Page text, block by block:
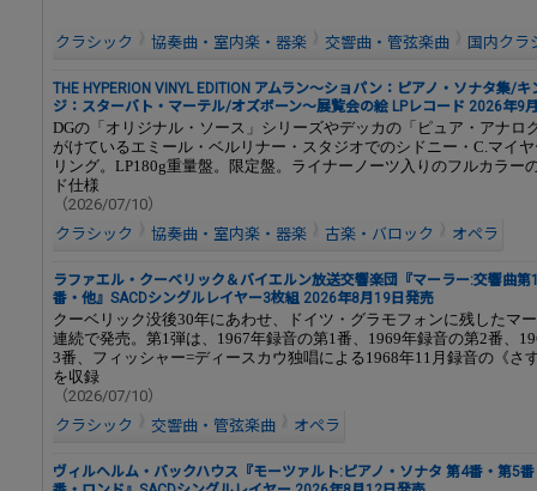
クラシック 協奏曲・室内楽・器楽 交響曲・管弦楽曲 国内クラ
THE HYPERION VINYL EDITION アムラン～ショパン：ピアノ・ソナタ集/
ジ：スターバト・マーテル/オズボーン～展覧会の絵 LPレコード 2026年9
DGの「オリジナル・ソース」シリーズやデッカの「ピュア・アナロ
がけているエミール・ベルリナー・スタジオでのシドニー・C.マイ
リング。LP180g重量盤。限定盤。ライナーノーツ入りのフルカラー
ド仕様
（2026/07/10）
クラシック
協奏曲・室内楽・器楽 古楽・バロック オペラ
ラファエル・クーベリック＆バイエルン放送交響楽団『マーラー:交響曲
番・他』SACDシングルレイヤー3枚組 2026年8月19日発売
クーベリック没後30年にあわせ、ドイツ・グラモフォンに残したマ
連続で発売。第1弾は、1967年録音の第1番、1969年録音の第2番、
3番、フィッシャー=ディースカウ独唱による1968年11月録音の《さ
を収録
（2026/07/10）
クラシック
交響曲・管弦楽曲 オペラ
ヴィルヘルム・バックハウス『モーツァルト:ピアノ・ソナタ 第4番・第5